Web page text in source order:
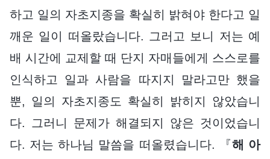
하고 일의 자초지종을 확실히 밝혀야 한다고 일
깨운 일이 떠올랐습니다. 그러고 보니 저는 예
배 시간에 교제할 때 단지 자매들에게 스스로를
인식하고 일과 사람을 따지지 말라고만 했을
뿐, 일의 자초지종도 확실히 밝히지 않았습니
다. 그러니 문제가 해결되지 않은 것이었습니
다. 저는 하나님 말씀을 떠올렸습니다. 『해 아